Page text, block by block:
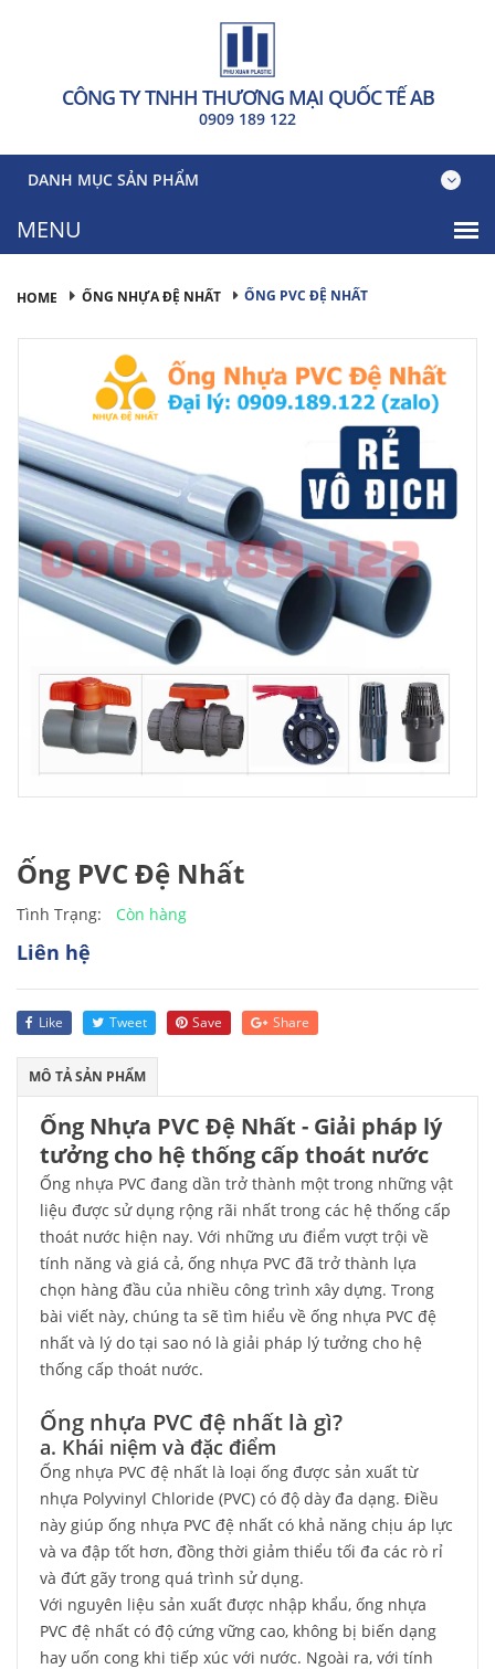
CÔNG TY TNHH THƯƠNG MẠI QUỐC TẾ AB
0909 189 122
DANH MỤC SẢN PHẨM
HOME ỐNG NHỰA ĐỆ NHẤT ỐNG PVC ĐỆ NHẤT
Ống PVC Đệ Nhất
Tình Trạng: Còn hàng
Liên hệ
Like Tweet Save Share
MÔ TẢ SẢN PHẨM
Ống Nhựa PVC Đệ Nhất - Giải pháp lý
tưởng cho hệ thống cấp thoát nước
Ống nhựa PVC đang dần trở thành một trong những vật
liệu được sử dụng rộng rãi nhất trong các hệ thống cấp
thoát nước hiện nay. Với những ưu điểm vượt trội về
tính năng và giá cả, ống nhựa PVC đã trở thành lựa
chọn hàng đầu của nhiều công trình xây dựng. Trong
bài viết này, chúng ta sẽ tìm hiểu về ống nhựa PVC đệ
nhất và lý do tại sao nó là giải pháp lý tưởng cho hệ
thống cấp thoát nước.
Ống nhựa PVC đệ nhất là gì?
a. Khái niệm và đặc điểm
Ống nhựa PVC đệ nhất là loại ống được sản xuất từ
nhựa Polyvinyl Chloride (PVC) có độ dày đa dạng. Điều
này giúp ống nhựa PVC đệ nhất có khả năng chịu áp lực
và va đập tốt hơn, đồng thời giảm thiểu tối đa các rò rỉ
và đứt gãy trong quá trình sử dụng.
Với nguyên liệu sản xuất được nhập khẩu, ống nhựa
PVC đệ nhất có độ cứng vững cao, không bị biến dạng
hay uốn cong khi tiếp xúc với nước. Ngoài ra, với tính